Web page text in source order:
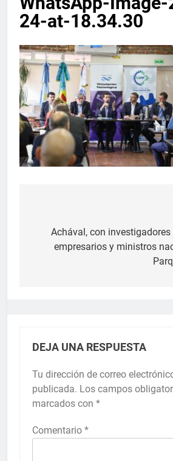
24-at-18.34.30
Achával, con investigadores
empresarios y ministros
DEJA UNA RESPUESTA
Tu dirección de correo
publicada. Los campos
marcados con *
Comentario *